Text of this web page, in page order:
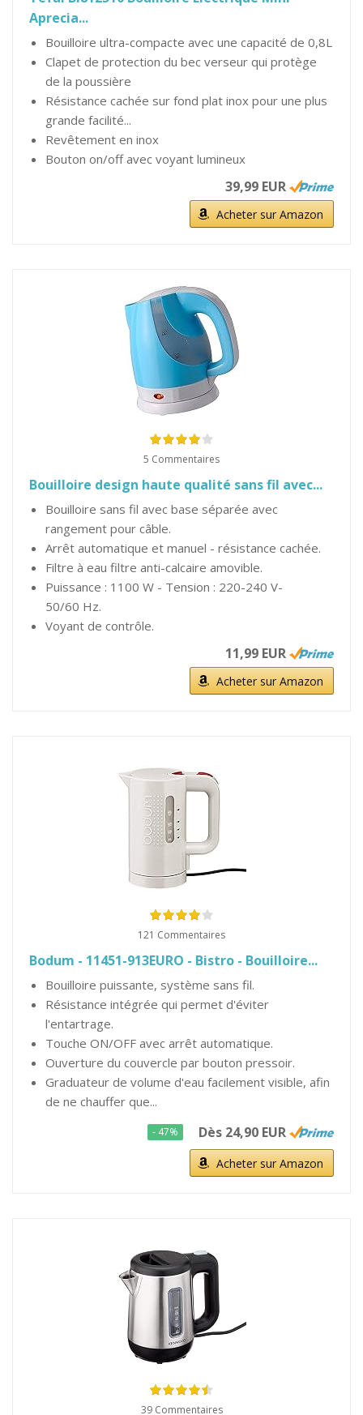
Aprecia...
Bouilloire ultra-compacte avec une capacité de 0,8L
Clapet de protection du bec verseur qui protège
de la poussière
Résistance cachée sur fond plat inox pour une plus
grande facilité...
Revêtement en inox
Bouton on/off avec voyant lumineux
39,99 EUR
Acheter sur Amazon
5 Commentaires
Bouilloire design haute qualité sans fil avec...
Bouilloire sans fil avec base séparée avec
rangement pour câble.
Arrêt automatique et manuel - résistance cachée.
Filtre à eau filtre anti-calcaire amovible.
Puissance : 1100 W - Tension : 220-240 V-
50/60 Hz.
Voyant de contrôle.
11,99 EUR
Acheter sur Amazon
121 Commentaires
Bodum - 11451-913EURO - Bistro - Bouilloire...
Bouilloire puissante, système sans fil.
Résistance intégrée qui permet d'éviter
l'entartrage.
Touche ON/OFF avec arrêt automatique.
Ouverture du couvercle par bouton pressoir.
Graduateur de volume d'eau facilement visible, afin
de ne chauffer que...
- 47% Dès 24,90 EUR
Acheter sur Amazon
39 Commentaires